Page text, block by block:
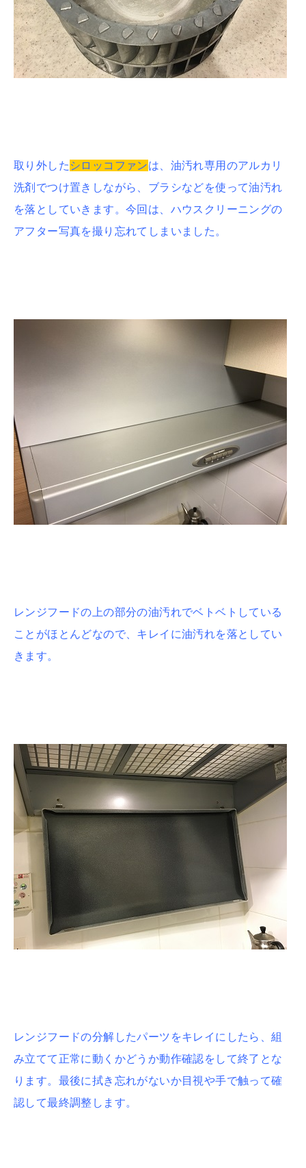
取り外した シロッコファンは、油汚れ専用のアルカリ
洗剤でつけ置きしながら、ブラシなどを使って油汚れ
を落としていきます。今回は、ハウスクリーニングの
アフター写真を撮り忘れてしまいました。
レンジフードの上の部分の油汚れでベトベトしている
ことがほとんどなので、キレイに油汚れを落としてい
きます。
レンジフードの分解したパーツをキレイにしたら、組
み立てて正常に動くかどうか動作確認をして終了とな
ります。最後に拭き忘れがないか目視や手で触って確
認して最終調整します。